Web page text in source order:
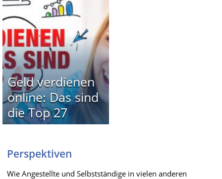
Geld verdienen
online: Das sind
die Top 27
Perspektiven
Wie Angestellte und Selbstständige in vielen anderen